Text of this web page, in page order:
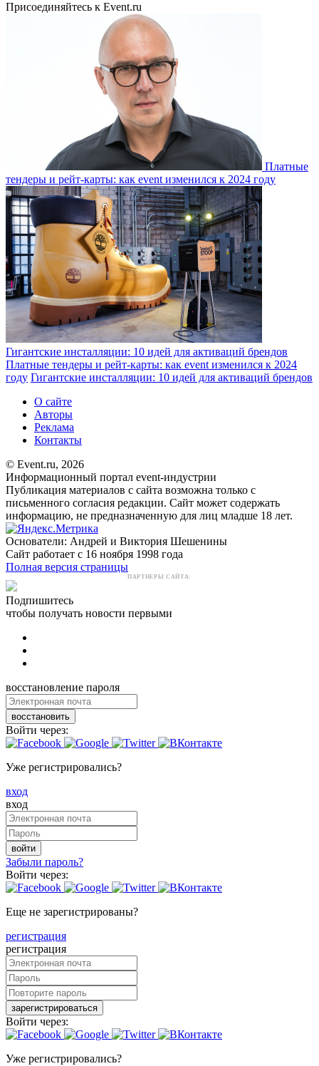
Присоединяйтесь к Event.ru
Платные
тендеры и рейт-карты: как event изменился к 2024 году
Гигантские инсталляции: 10 идей для активаций брендов
Платные тендеры и рейт-карты: как event изменился к 2024
году Гигантские инсталляции: 10 идей для активаций брендов
О сайте
Авторы
Реклама
Контакты
© Event.ru, 2026
Информационный портал event-индустрии
Публикация материалов с сайта возможна только с
письменного согласия редакции. Сайт может содержать
информацию, не предназначенную для лиц младше 18 лет.
Основатели: Андрей и Виктория Шешенины
Сайт работает с 16 ноября 1998 года
Полная версия страницы
ПАРТНЕРЫ САЙТА:
Подпишитесь
чтобы получать новости первыми
восстановление пароля
восстановить
Войти через:
Уже регистрировались?
вход
вход
войти
Забыли пароль?
Войти через:
Еще не зарегистрированы?
регистрация
регистрация
зарегистрироваться
Войти через:
Уже регистрировались?